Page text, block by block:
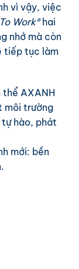
vì vậy, việc
Work®hai
nhớ mà còn
tiếp tục làm
AXANH
môi trường
hào, phát
mới: bền